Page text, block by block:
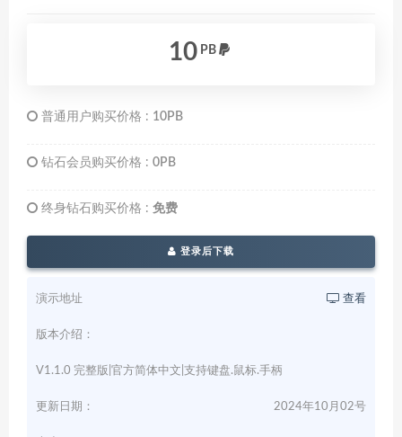
10 PB
普通用户购买价格 : 10PB
钻石会员购买价格 : 0PB
终身钻石购买价格 : 免费
登录后下载
演示地址 查看
版本介绍：
V1.1.0 完整版|官方简体中文|支持键盘.鼠标.手柄
更新日期： 2024年10月02号